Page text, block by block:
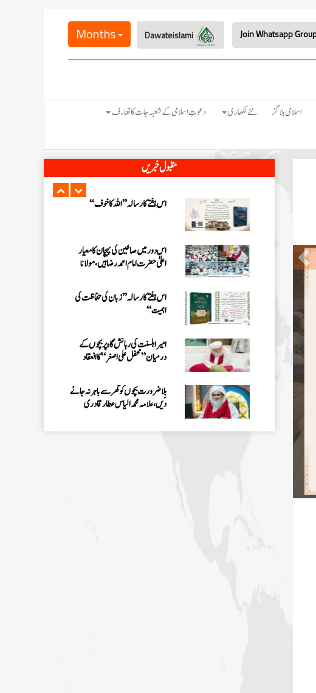
Months
اسلامی بلاگز نئے لکھاری
دعوتِ اسلامی کے شعبہ جات کا تعارف
Previous
مقبول خبریں
“
زلزلے کا اصل سبب لوگوں کے گناہ
سید مختار اشرف رضوی صاحب کی اہلیہ
کے انتقال پر امیر اہلسنت کی تعزیت
اس ہفتے کا رسالہ ”اللہ کا خوف“
اس دور میں صالحین کی پہچان کا معیار
اعلیٰ حضر ت امام احمد رضا ہیں، مولانا
اس ہفتے کا رسالہ ” زبان کی حفاظت کی
اہمیت“
امیر اہلسنت کی رہائش گاہ پر بچوں کے
درمیان” محفل علی اصغر “کا انعقاد
بِلا ضرورت بچوں کو گھر سے باہر نہ جانے
دیں، علامہ محمد الیاس عطار قادری